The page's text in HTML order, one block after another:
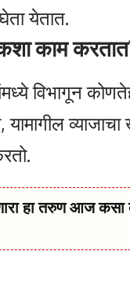
येतात.
काम
विभागून
हा तरुण आज